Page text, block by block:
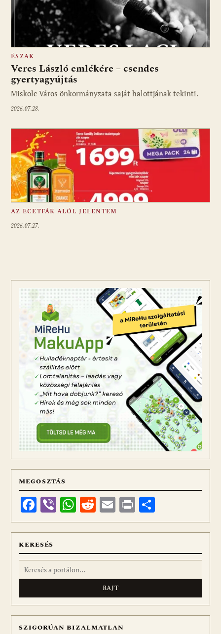
ÉSZAK
Veres László emlékére – csendes
gyertyagyújtás
Miskolc Város önkormányzata saját halottjának tekinti.
2026.07.28.
AZ ECETFÁK ALÓL JELENTEM
2026.07.27.
MEGOSZTÁS
Facebook
ViberWhatsApp
Reddit
Email
Print
meg
KERESÉS
Keresés:
SZIGORÚAN BIZALMATLAN